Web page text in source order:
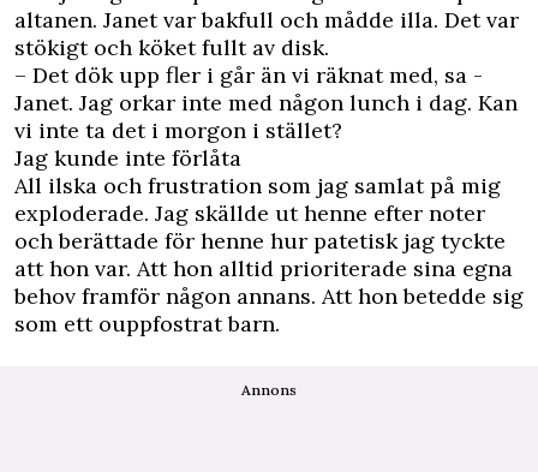
altanen. Janet var bakfull och mådde illa. Det var
stökigt och köket fullt av disk.
– Det dök upp fler i går än vi räknat med, sa ­
Janet. Jag orkar inte med någon lunch i dag. Kan
vi inte ta det i morgon i stället?
Jag kunde inte förlåta
All ilska och frustration som jag samlat på mig
exploderade. Jag skällde ut henne efter noter
och berättade för henne hur patetisk jag tyckte
att hon var. Att hon alltid prioriterade sina egna
behov framför någon annans. Att hon betedde sig
som ett ouppfostrat barn.
Annons